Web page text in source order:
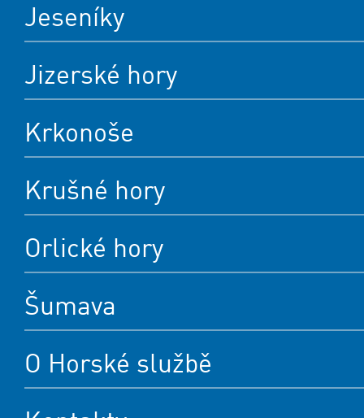
Jeseníky
Jizerské hory
Krkonoše
Krušné hory
Orlické hory
Šumava
O Horské službě